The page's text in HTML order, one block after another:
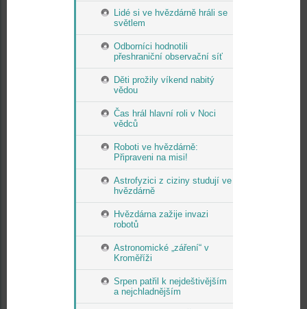
Lidé si ve hvězdárně hráli se
světlem
Odborníci hodnotili
přeshraniční observační síť
Děti prožily víkend nabitý
vědou
Čas hrál hlavní roli v Noci
vědců
Roboti ve hvězdárně:
Připraveni na misi!
Astrofyzici z ciziny studují ve
hvězdárně
Hvězdárna zažije invazi
robotů
Astronomické „záření“ v
Kroměříži
Srpen patřil k nejdeštivějším
a nejchladnějším